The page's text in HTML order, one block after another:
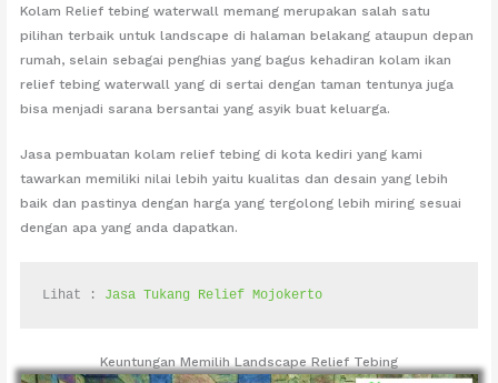
Kolam Relief tebing waterwall memang merupakan salah satu
pilihan terbaik untuk landscape di halaman belakang ataupun depan
rumah, selain sebagai penghias yang bagus kehadiran kolam ikan
relief tebing waterwall yang di sertai dengan taman tentunya juga
bisa menjadi sarana bersantai yang asyik buat keluarga.
Jasa pembuatan kolam relief tebing di kota kediri yang kami
tawarkan memiliki nilai lebih yaitu kualitas dan desain yang lebih
baik dan pastinya dengan harga yang tergolong lebih miring sesuai
dengan apa yang anda dapatkan.
Lihat : Jasa Tukang Relief Mojokerto
Keuntungan Memilih Landscape Relief Tebing